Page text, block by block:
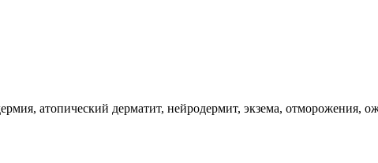
атопический дерматит, нейродермит, экзема, отморожения,